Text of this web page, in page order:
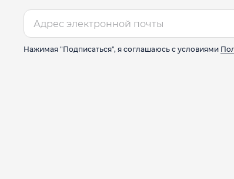
Нажимая "Подписаться", я соглашаюсь с условиями